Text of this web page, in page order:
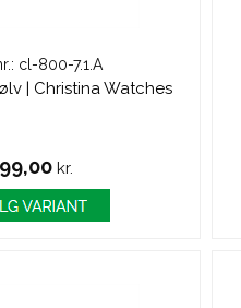
cl-800-7.1.A
| Christina Watches
kr.